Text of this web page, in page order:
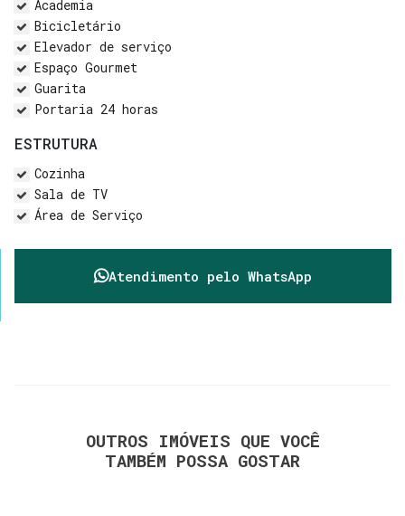
Academia
Bicicletário
Elevador de serviço
Espaço Gourmet
Guarita
Portaria 24 horas
ESTRUTURA
Cozinha
Sala de TV
Área de Serviço
Atendimento pelo WhatsApp
OUTROS IMÓVEIS QUE VOCÊ
TAMBÉM POSSA GOSTAR